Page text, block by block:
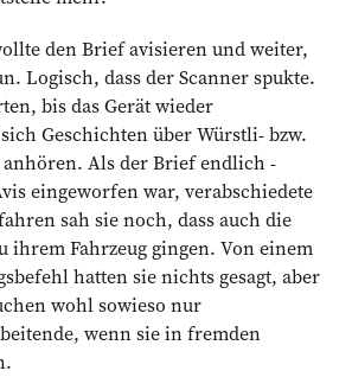
den Brief avisieren und weiter,
Logisch, dass der Scanner spukte.
bis das Gerät wieder
Geschichten über Würstli- bzw.
Als der Brief endlich
eingeworfen war, verabschiedete
sah sie noch, dass auch die
ihrem Fahrzeug gingen. Von einem
hatten sie nichts gesagt, aber
wohl sowieso nur
wenn sie in fremden